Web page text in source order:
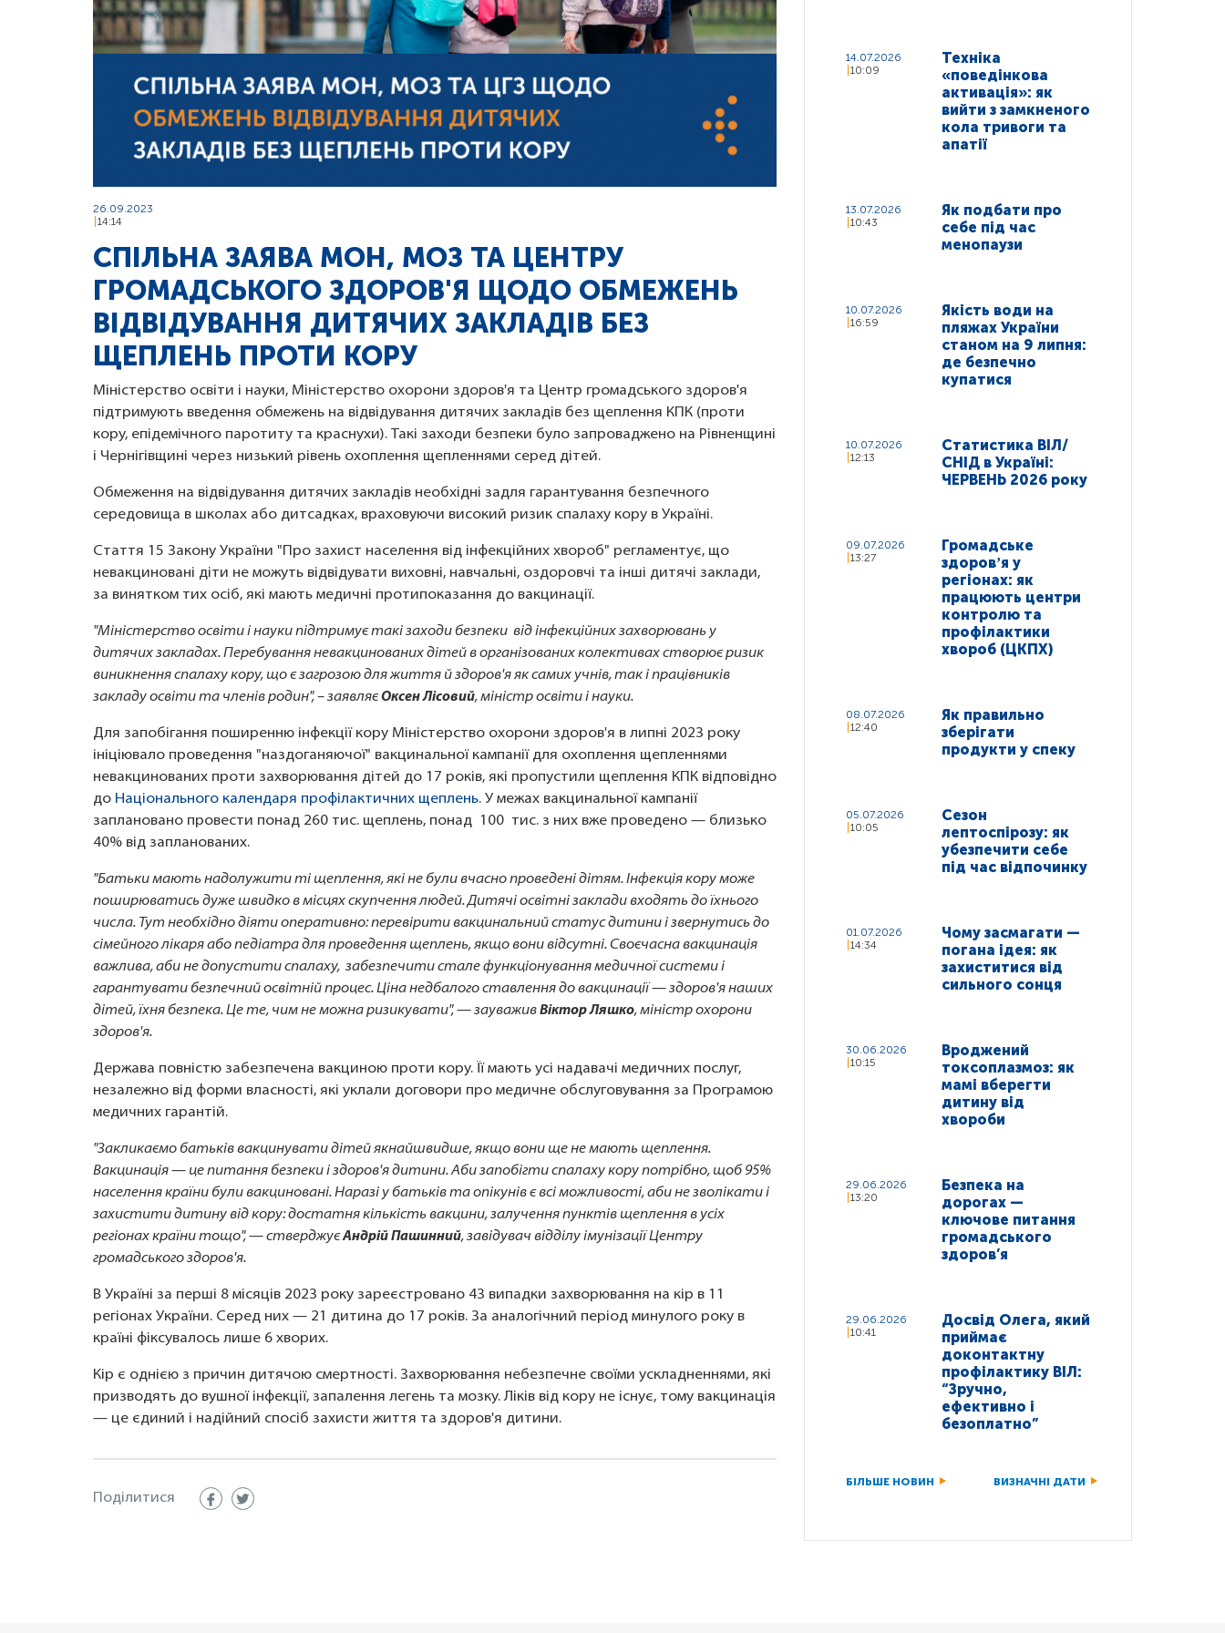
26.09.2023
14:14
СПІЛЬНА ЗАЯВА МОН, МОЗ ТА ЦЕНТРУ
ГРОМАДСЬКОГО ЗДОРОВ'Я ЩОДО ОБМЕЖЕНЬ
ВІДВІДУВАННЯ ДИТЯЧИХ ЗАКЛАДІВ БЕЗ
ЩЕПЛЕНЬ ПРОТИ КОРУ
Міністерство освіти і науки, Міністерство охорони здоров'я та Центр громадського здоров'я
підтримують введення обмежень на відвідування дитячих закладів без щеплення КПК (проти
кору, епідемічного паротиту та краснухи). Такі заходи безпеки було запроваджено на Рівненщині
і Чернігівщині через низький рівень охоплення щепленнями серед дітей.
Обмеження на відвідування дитячих закладів необхідні задля гарантування безпечного
середовища в школах або дитсадках, враховуючи високий ризик спалаху кору в Україні.
Стаття 15 Закону України "Про захист населення від інфекційних хвороб" регламентує, що
невакциновані діти не можуть відвідувати виховні, навчальні, оздоровчі та інші дитячі заклади,
за винятком тих осіб, які мають медичні протипоказання до вакцинації.
"Міністерство освіти і науки підтримує такі заходи безпеки від інфекційних захворювань у
дитячих закладах. Перебування невакцинованих дітей в організованих колективах створює ризик
виникнення спалаху кору, що є загрозою для життя й здоров'я як самих учнів, так і працівників
закладу освіти та членів родин", – заявляєОксен Лісовий, міністр освіти і науки.
Для запобігання поширенню інфекції кору Міністерство охорони здоров'я в липні 2023 року
ініціювало проведення "наздоганяючої" вакцинальної кампанії для охоплення щепленнями
невакцинованих проти захворювання дітей до 17 років, які пропустили щеплення КПК відповідно
до Національного календаря профілактичних щеплень. У межах вакцинальної кампанії
заплановано провести понад 260 тис. щеплень, понад 100 тис. з них вже проведено — близько
40% від запланованих.
"Батьки мають надолужити ті щеплення, які не були вчасно проведені дітям. Інфекція кору може
поширюватись дуже швидко в місцях скупчення людей. Дитячі освітні заклади входять до їхнього
числа. Тут необхідно діяти оперативно: перевірити вакцинальний статус дитини і звернутись до
сімейного лікаря або педіатра для проведення щеплень, якщо вони відсутні. Своєчасна вакцинація
важлива, аби не допустити спалаху, забезпечити стале функціонування медичної системи і
гарантувати безпечний освітній процес. Ціна недбалого ставлення до вакцинації — здоров'я наших
дітей, їхня безпека. Це те, чим не можна ризикувати", — зауваживВіктор Ляшко, міністр охорони
здоров'я.
Держава повністю забезпечена вакциною проти кору. Її мають усі надавачі медичних послуг,
незалежно від форми власності, які уклали договори про медичне обслуговування за Програмою
медичних гарантій.
"Закликаємо батьків вакцинувати дітей якнайшвидше, якщо вони ще не мають щеплення.
Вакцинація — це питання безпеки і здоров'я дитини. Аби запобігти спалаху кору потрібно, щоб 95%
населення країни були вакциновані. Наразі у батьків та опікунів є всі можливості, аби не зволікати і
захистити дитину від кору: достатня кількість вакцини, залучення пунктів щеплення в усіх
регіонах країни тощо", — стверджуєАндрій Пашинний, завідувач відділу імунізації Центру
громадського здоров'я.
В Україні за перші 8 місяців 2023 року зареєстровано 43 випадки захворювання на кір в 11
регіонах України. Серед них — 21 дитина до 17 років. За аналогічний період минулого року в
країні фіксувалось лише 6 хворих.
Кір є однією з причин дитячою смертності. Захворювання небезпечне своїми ускладненнями, які
призводять до вушної інфекції, запалення легень та мозку. Ліків від кору не існує, тому вакцинація
— це єдиний і надійний спосіб захисти життя та здоров'я дитини.
Поділитися
14.07.2026
10:09
Техніка
«поведінкова
активація»: як
вийти з замкненого
кола тривоги та
апатії
13.07.2026
10:43
Як подбати про
себе під час
менопаузи
10.07.2026
16:59
Якість води на
пляжах України
станом на 9 липня:
де безпечно
купатися
10.07.2026
12:13
Статистика ВІЛ/
СНІД в Україні:
ЧЕРВЕНЬ 2026 року
09.07.2026
13:27
Громадське
здоровʼя у
регіонах: як
працюють центри
контролю та
профілактики
хвороб (ЦКПХ)
08.07.2026
12:40
Як правильно
зберігати
продукти у спеку
05.07.2026
10:05
Сезон
лептоспірозу: як
убезпечити себе
під час відпочинку
01.07.2026
14:34
Чому засмагати —
погана ідея: як
захиститися від
сильного сонця
30.06.2026
10:15
Вроджений
токсоплазмоз: як
мамі вберегти
дитину від
хвороби
29.06.2026
13:20
Безпека на
дорогах —
ключове питання
громадського
здоров’я
29.06.2026
10:41
Досвід Олега, який
приймає
доконтактну
профілактику ВІЛ:
“Зручно,
ефективно і
безоплатно”
БІЛЬШЕ НОВИН ВИЗНАЧНІ ДАТИ